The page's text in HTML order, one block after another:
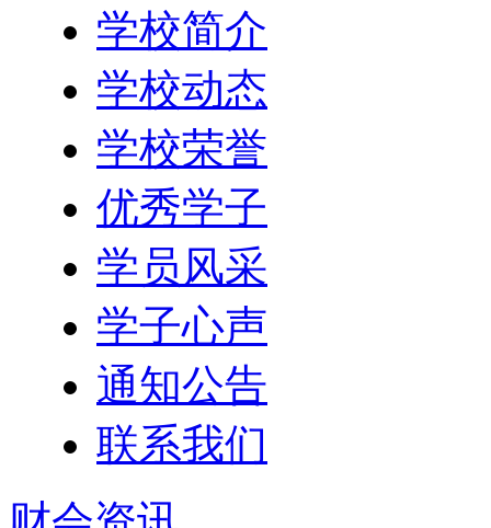
学校简介
学校动态
学校荣誉
优秀学子
学员风采
学子心声
通知公告
联系我们